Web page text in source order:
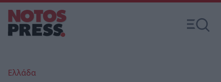
Ελλάδα